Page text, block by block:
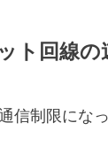
ト回線の
信制限にな